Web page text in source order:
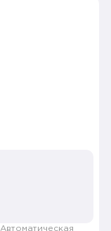
Автоматическая